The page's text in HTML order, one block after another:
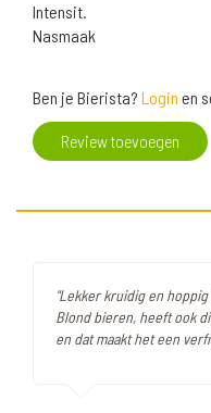
Intensit.
Nasmaak
Ben je Bierista? Login en
Review toevoegen
"Lekker kruidig en
Blond bieren, heeft ook
en dat maakt het een